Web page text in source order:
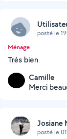
posté le
Ménage
Trés bien
Camille
Merci
Josiane
posté le